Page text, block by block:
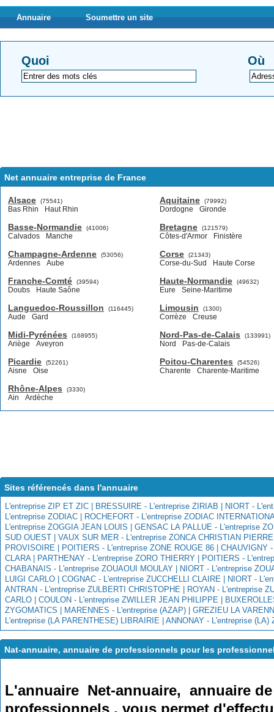
Annuaire Soumettre un site
Quoi Où
Net annuaire entreprise de France
Alsace (75541)
Bas Rhin Haut Rhin
Basse-Normandie (41006)
Calvados Manche
Champagne-Ardenne (53056)
Ardennes Aube
Franche-Comté (39594)
Doubs Haute Saône
Languedoc-Roussillon (116445)
Aude Gard
Midi-Pyrénées (168955)
Ariège Aveyron
Picardie (52261)
Aisne Oise
Rhône-Alpes (3330)
Ain Ardèche
Aquitaine (79992)
Dordogne Gironde
Bretagne (121579)
Côtes-d'Armor Finistère
Corse (21343)
Corse-du-Sud Haute Corse
Haute-Normandie (49632)
Eure Seine-Maritime
Limousin (1300)
Corrèze Creuse
Nord-Pas-de-Calais (133991)
Nord Pas-de-Calais
Poitou-Charentes (54526)
Charente Charente-Maritime
Sites référencés dans l'annuaire
L'entreprise ZIP ET ZIC | BRESSUIRE - L'entreprise ZIRIAB | NIORT -
L'entreprise ZODIAC | ROCHEFORT - L'entreprise ZODIAC
L'entreprise ZOGGIA JEAN LOUIS | GENSAC LA PALLUE - L'entreprise
SUD OUEST | VAUX SUR MER - L'entreprise ZONCA CHRISTIAN
PROVISOIRE | POITIERS - L'entreprise ZONE ROUGE 86 | CHAUVIGNY
CLARA | PARTHENAY - L'entreprise ZORO THIERRY | POITIERS -
CHABANAIS - L'entreprise ZOUAOUI MOULAY | NIORT - L'entreprise
LUIGI CARLO | COGNAC - L'entreprise ZUCCHELLI CLAIRE | NIORT -
ANTRAN - L'entreprise ZULBERTI CHRISTOPHE | ROYAN - L'entreprise
CARLO | COULON - L'entreprise ZWILLER JEAN PHILIPPE |
ZYGOMATICS | MARENNES - L'entreprise (AZAP) | GREZIEU LA
L'entreprise (LA PARENTHESE) LIBRAIRIE | ANNONAY - L'entreprise (LA)
Nat-annuaire, annuaire de professionnels pour les
L'annuaire Net-annuaire, annuaire
professionnels , vous permet